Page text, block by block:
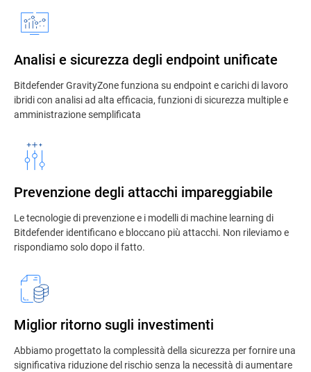
Analisi e sicurezza degli endpoint unificate
Bitdefender GravityZone funziona su endpoint e carichi di lavoro
ibridi con analisi ad alta efficacia, funzioni di sicurezza multiple e
amministrazione semplificata
Prevenzione degli attacchi impareggiabile
Le tecnologie di prevenzione e i modelli di machine learning di
Bitdefender identificano e bloccano più attacchi. Non rileviamo e
rispondiamo solo dopo il fatto.
Miglior ritorno sugli investimenti
Abbiamo progettato la complessità della sicurezza per fornire una
significativa riduzione del rischio senza la necessità di aumentare